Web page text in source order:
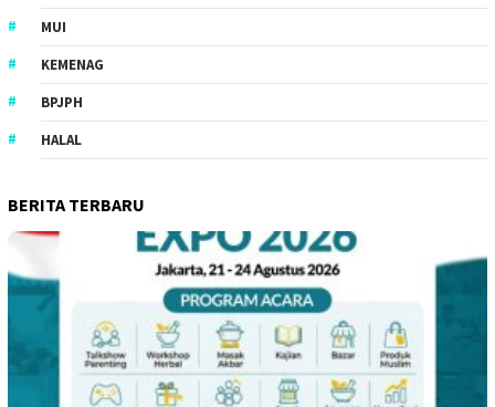
MUI
KEMENAG
BPJPH
HALAL
BERITA TERBARU